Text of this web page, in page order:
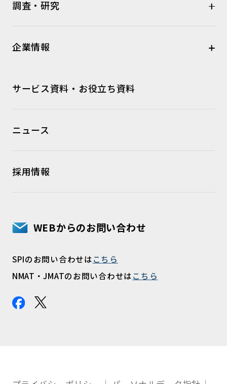
調査・研究
企業情報
サービス資料・お役立ち資料
ニュース
採用情報
WEBからのお問い合わせ
SPIのお問い合わせはこちら
NMAT・JMATのお問い合わせはこちら